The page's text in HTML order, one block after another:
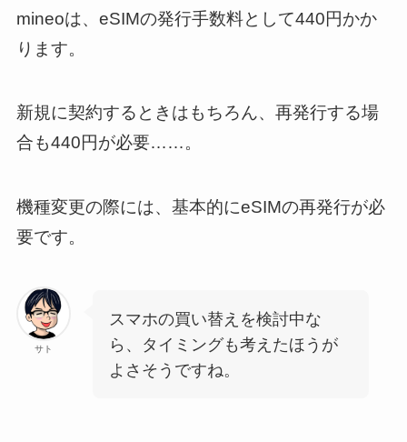
mineoは、eSIMの発行手数料として440円かか
ります。
新規に契約するときはもちろん、再発行する場
合も440円が必要……。
機種変更の際には、基本的にeSIMの再発行が必
要です。
サト
スマホの買い替えを検討中な
ら、タイミングも考えたほうが
よさそうですね。